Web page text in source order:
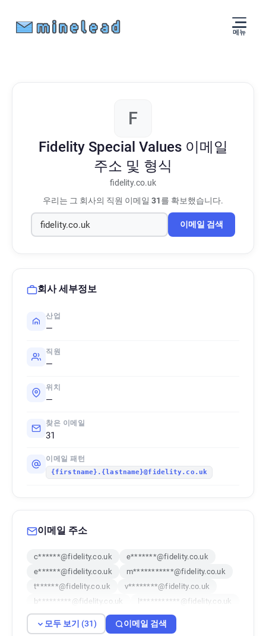
메뉴
F
Fidelity Special Values 이메일
주소 및 형식
fidelity.co.uk
우리는 그 회사의 직원 이메일 31를 확보했습니다.
이메일 검색
회사 세부정보
산업
—
직원
—
위치
—
찾은 이메일
31
이메일 패턴
{firstname}.{lastname}@fidelity.co.uk
이메일 주소
c******@fidelity.co.uk
e*******@fidelity.co.uk
e******@fidelity.co.uk
m***********@fidelity.co.uk
t******@fidelity.co.uk
v********@fidelity.co.uk
b*********@fidelity.co.uk
l***********@fidelity.co.uk
z******@fidelity.co.uk
g******@fidelity.co.uk
g*********@fidelity.co.uk
w********@fidelity.co.uk
모두 보기 (31) 이메일 검색